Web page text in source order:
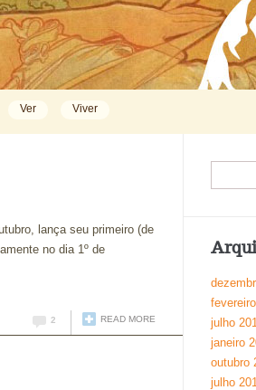
Ver Viver
lança seu primeiro (de
no dia 1º de
READ MORE
2
julho
janeiro
outubro
julho